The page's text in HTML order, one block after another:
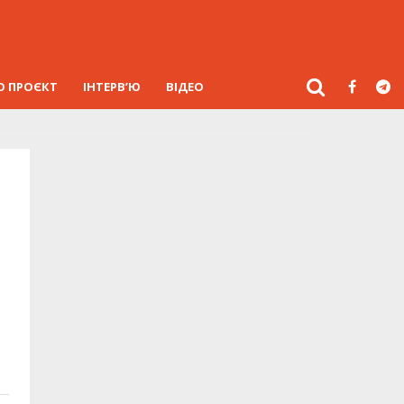
ПРОЄКТ ІНТЕРВ’Ю ВІДЕО